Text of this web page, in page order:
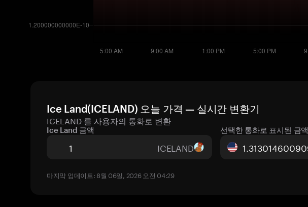
Ice Land(ICELAND) 오늘 가격 — 실시간 변환기
ICELAND 를 사용자의 통화로 변환
Ice Land 금액
ICELAND
선택한 통화로 표시된 금액
마지막 업데이트: 8월 06일, 2026 오전 04:29